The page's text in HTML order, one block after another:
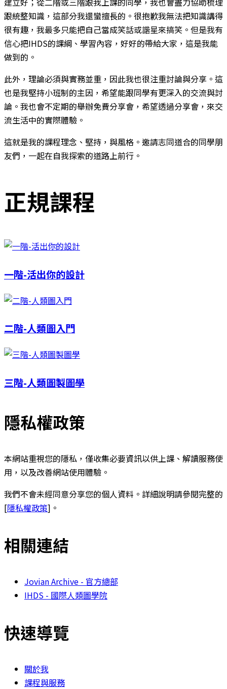
跟統整知識，這部分我還蠻擅長的。很抱歉我無法把知識講得
很有趣，我最多只能把自己當成笑話或諧星來搞笑。但是我有
信心把IHDS的課綱、學習內容，好好的帶給大家，這是我能
做到的。
此外，理論必須與實務並重，因此我也很注重討論與分享。這
也是我堅持小班制的主因，希望能跟同學有更深入的交流與討
論。我也會不定期的舉辦免費分享會，希望透過分享會，來交
流生活中的實際體驗。
這就是我的課程理念、堅持，與風格。邀請志同道合的同學朋
友們，一起在自我探索的道路上前行。
正規課程
一階-活出你的設計
二階-人類圖入門
三階-人類圖製圖學
隱私權政策
本網站重視您的隱私，僅收集必要資訊以供上課、解讀服務使
用，以及改善網站使用體驗。
我們不會未經同意分享您的個人資料。詳細說明請參閱完整的
[隱私權政策]。
相關連結
Jovian Archive - 官方總部
IHDS - 國際人類圖學院
快速導覽
關於我
課程與服務